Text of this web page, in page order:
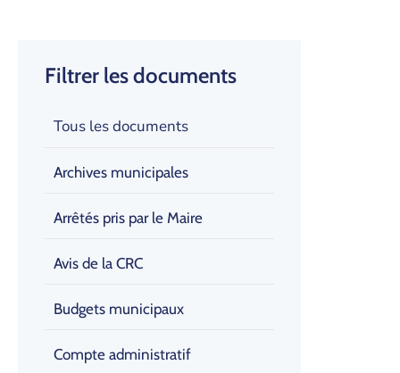
Filtrer les documents
Tous les documents
Archives municipales
Arrêtés pris par le Maire
Avis de la CRC
Budgets municipaux
Compte administratif